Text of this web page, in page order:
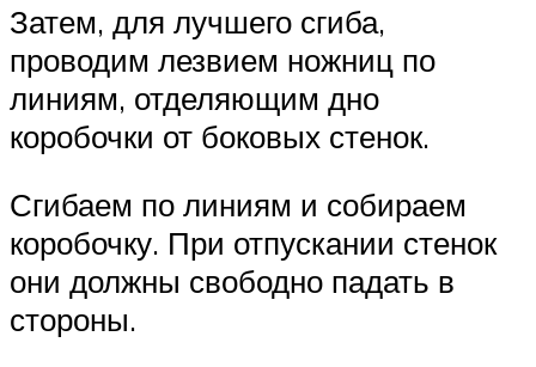
Затем, для лучшего сгиба,
проводим лезвием ножниц по
линиям, отделяющим дно
коробочки от боковых стенок.
Сгибаем по линиям и собираем
коробочку. При отпускании стенок
они должны свободно падать в
стороны.